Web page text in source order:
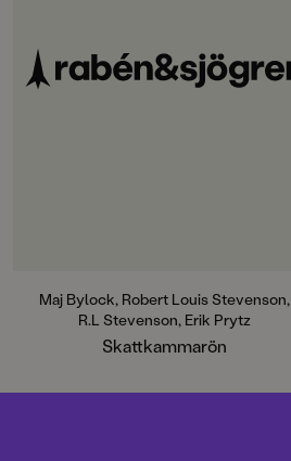
Maj Bylock, Robert Louis Stevenson,
R.L Stevenson, Erik Prytz
Skattkammarön